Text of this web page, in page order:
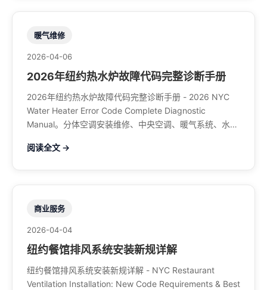
暖气维修
2026-04-06
2026年纽约热水炉故障代码完整诊断手册
2026年纽约热水炉故障代码完整诊断手册 - 2026 NYC
Water Heater Error Code Complete Diagnostic
Manual。分体空调安装维修、中央空调、暖气系统、水管
阅读全文 →
商业服务
2026-04-04
纽约餐馆排风系统安装新规详解
纽约餐馆排风系统安装新规详解 - NYC Restaurant
Ventilation Installation: New Code Requirements & Best